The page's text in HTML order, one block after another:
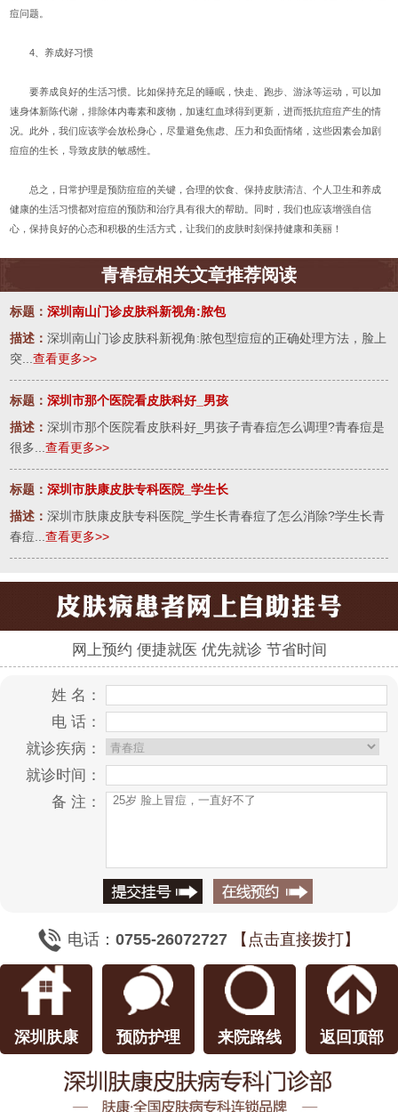
痘问题。
4、养成好习惯
要养成良好的生活习惯。比如保持充足的睡眠，快走、跑步、游泳等运动，可以加
速身体新陈代谢，排除体内毒素和废物，加速红血球得到更新，进而抵抗痘痘产生的情
况。此外，我们应该学会放松身心，尽量避免焦虑、压力和负面情绪，这些因素会加剧
痘痘的生长，导致皮肤的敏感性。
总之，日常护理是预防痘痘的关键，合理的饮食、保持皮肤清洁、个人卫生和养成
健康的生活习惯都对痘痘的预防和治疗具有很大的帮助。同时，我们也应该增强自信
心，保持良好的心态和积极的生活方式，让我们的皮肤时刻保持健康和美丽！
青春痘相关文章推荐阅读
标题：深圳南山门诊皮肤科新视角:脓包
描述：深圳南山门诊皮肤科新视角:脓包型痘痘的正确处理方法，脸上
突...查看更多>>
标题：深圳市那个医院看皮肤科好_男孩
描述：深圳市那个医院看皮肤科好_男孩子青春痘怎么调理?青春痘是
很多...查看更多>>
标题：深圳市肤康皮肤专科医院_学生长
描述：深圳市肤康皮肤专科医院_学生长青春痘了怎么消除?学生长青
春痘...查看更多>>
网上预约 便捷就医 优先就诊 节省时间
姓 名：
电 话：
就诊疾病：
就诊时间：
备 注：
电话：0755-26072727 【点击直接拨打】
深圳肤康 预防护理 来院路线 返回顶部